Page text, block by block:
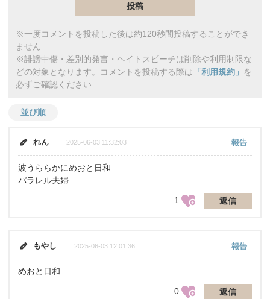
※一度コメントを投稿した後は約120秒間投稿することができ
ません
※誹謗中傷・差別的発言・ヘイトスピーチは削除や利用制限な
どの対象となります。コメントを投稿する際は 「利用規約」 を
必ずご確認ください
並び順
報告
れん 2025-06-03 11:32:03
波うららかにめおと日和
パラレル夫婦
1 返信
報告
もやし 2025-06-03 12:01:36
めおと日和
0 返信